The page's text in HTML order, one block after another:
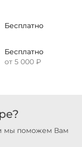
Бесплатно
Бесплатно
от 5 000 ₽
мы поможем Вам